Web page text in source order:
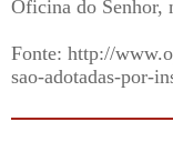
Oficina do Senhor,
Fonte: http://
sao-adotadas-por-